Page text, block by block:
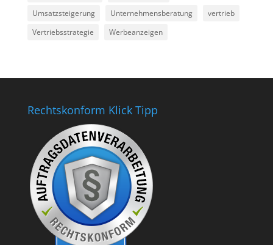
Umsatzsteigerung
Unternehmensberatung
vertrieb
Vertriebsstrategie
Werbeanzeigen
Rechtskonform Klick Tipp